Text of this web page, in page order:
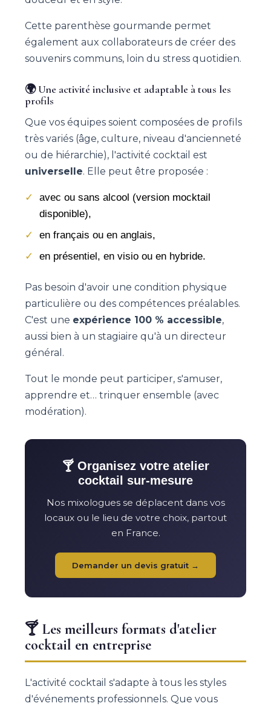
Cette parenthèse gourmande permet
également aux collaborateurs de créer des
souvenirs communs, loin du stress quotidien.
🌍 Une activité inclusive et adaptable à tous les
profils
Que vos équipes soient composées de profils
très variés (âge, culture, niveau d'ancienneté
ou de hiérarchie), l'activité cocktail est
universelle. Elle peut être proposée :
avec ou sans alcool (version mocktail
disponible),
en français ou en anglais,
en présentiel, en visio ou en hybride.
Pas besoin d'avoir une condition physique
particulière ou des compétences préalables.
C'est une expérience 100 % accessible,
aussi bien à un stagiaire qu'à un directeur
général.
Tout le monde peut participer, s'amuser,
apprendre et… trinquer ensemble (avec
modération).
🍸 Organisez votre atelier
cocktail sur-mesure
Nos mixologues se déplacent dans vos
locaux ou le lieu de votre choix, partout
en France.
Demander un devis gratuit →
🍸 Les meilleurs formats d'atelier
cocktail en entreprise
L'activité cocktail s'adapte à tous les styles
d'événements professionnels. Que vous